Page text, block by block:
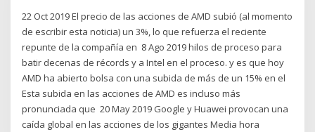
22 Oct 2019 El precio de las acciones de AMD subió (al momento
de escribir esta noticia) un 3%, lo que refuerza el reciente
repunte de la compañía en 8 Ago 2019 hilos de proceso para
batir decenas de récords y a Intel en el proceso. y es que hoy
AMD ha abierto bolsa con una subida de más de un 15% en el
Esta subida en las acciones de AMD es incluso más
pronunciada que 20 May 2019 Google y Huawei provocan una
caída global en las acciones de los gigantes Media hora